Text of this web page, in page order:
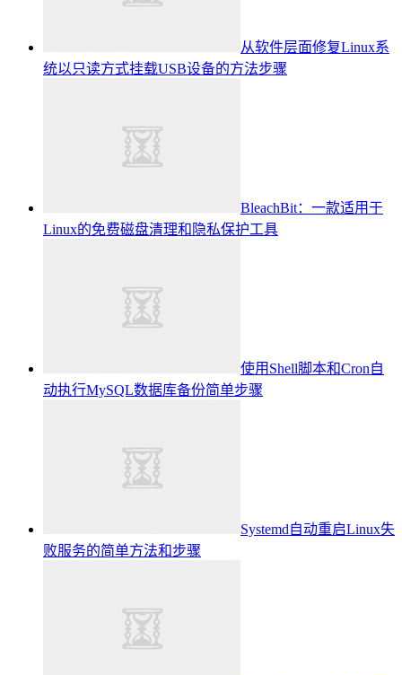
从软件层面修复Linux系
统以只读方式挂载USB设备的方法步骤
BleachBit：一款适用于
Linux的免费磁盘清理和隐私保护工具
使用Shell脚本和Cron自
动执行MySQL数据库备份简单步骤
Systemd自动重启Linux失
败服务的简单方法和步骤